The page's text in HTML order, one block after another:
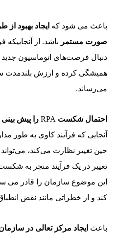
باعث می شود که ایجاد بهبود از
صورت مستمر باشد. از آنجاییکه
همیشگی کرده و ارزش بلندمدت
می‌رساند.
احتمال شکست RPA را پیش
آنجایی که فرآیند کاوی به طور
حین تغییر نظارت می‌کند،
تغییر در یک فرآیند منجر به
این موضوع سازمان را قادر می
کند و از خطراتی مانند نقض
باعث ایجاد مرکز تعالی در